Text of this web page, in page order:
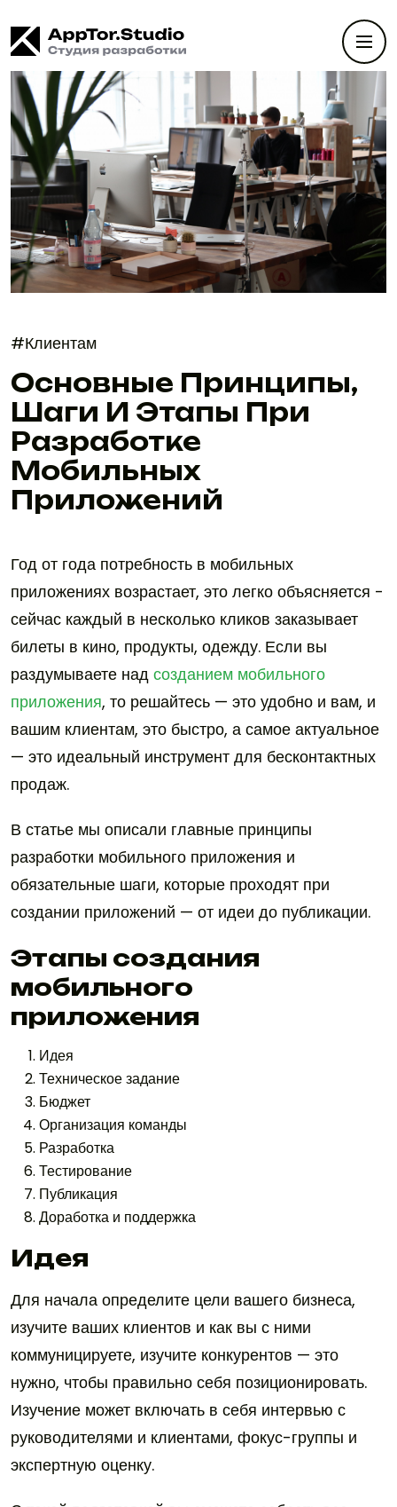
#Клиентам
Основные Принципы,
Шаги И Этапы При
Разработке
Мобильных
Приложений
Год от года потребность в мобильных
приложениях возрастает, это легко объясняется -
сейчас каждый в несколько кликов заказывает
билеты в кино, продукты, одежду. Если вы
раздумываете над созданием мобильного
приложения, то решайтесь — это удобно и вам, и
вашим клиентам, это быстро, а самое актуальное
— это идеальный инструмент для бесконтактных
продаж.
В статье мы описали главные принципы
разработки мобильного приложения и
обязательные шаги, которые проходят при
создании приложений — от идеи до публикации.
Этапы создания
мобильного
приложения
Идея
Техническое задание
Бюджет
Организация команды
Разработка
Тестирование
Публикация
Доработка и поддержка
Идея
Для начала определите цели вашего бизнеса,
изучите ваших клиентов и как вы с ними
коммуницируете, изучите конкурентов — это
нужно, чтобы правильно себя позиционировать.
Изучение может включать в себя интервью с
руководителями и клиентами, фокус-группы и
экспертную оценку.